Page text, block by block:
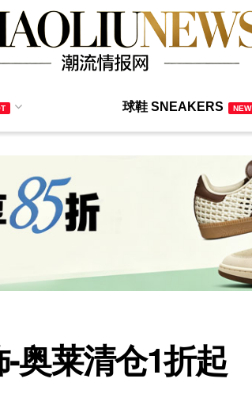
球鞋 SNEAKERS NEW
奥莱清仓1折起